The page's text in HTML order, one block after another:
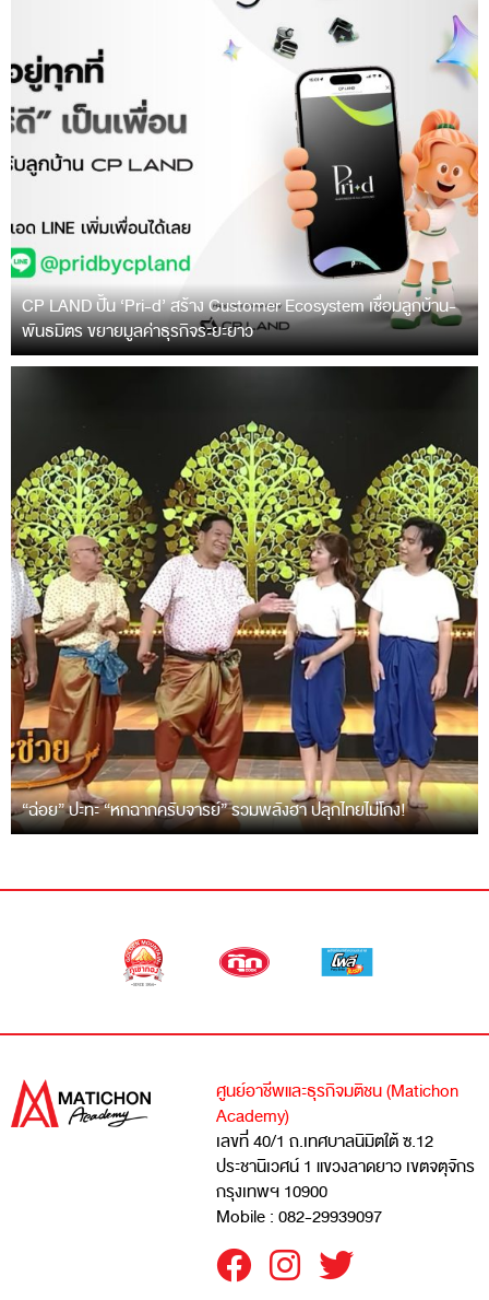
CP LAND ปั้น ‘Pri-d’ สร้าง Customer Ecosystem เชื่อมลูกบ้าน-
พันธมิตร ขยายมูลค่าธุรกิจระยะยาว
“ฉ่อย” ปะทะ “หกฉากครับจารย์” รวมพลังฮา ปลุกไทยไม่โกง!
ศูนย์อาชีพและธุรกิจมติชน (Matichon
Academy)
เลขที่ 40/1 ถ.เทศบาลนิมิตใต้ ซ.12
ประชานิเวศน์ 1 แขวงลาดยาว เขตจตุจักร
กรุงเทพฯ 10900
Mobile : 082-29939097